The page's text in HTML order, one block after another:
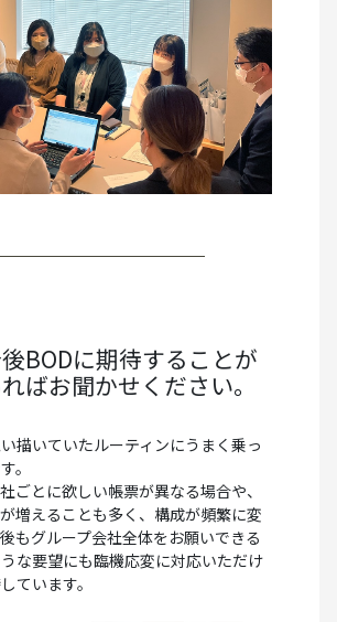
BODに期待することが
ばお聞かせください。
描いていたルーティンにうまく乗っ
。
ごとに欲しい帳票が異なる場合や、
増えることも多く、構成が頻繁に変
もグループ会社全体をお願いできる
な要望にも臨機応変に対応いただけ
ています。